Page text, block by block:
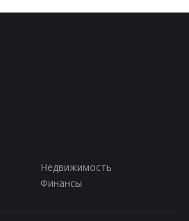
Недвижимость
Финансы